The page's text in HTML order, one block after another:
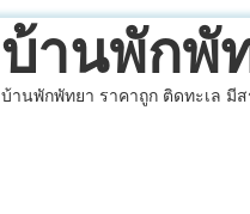
บ้านพักพั
บ้านพักพัทยา ราคาถูก ติดทะเล มี